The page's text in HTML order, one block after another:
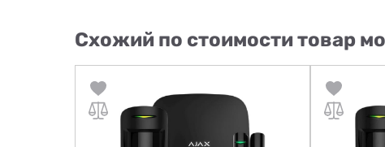
Схожий по стоимости товар